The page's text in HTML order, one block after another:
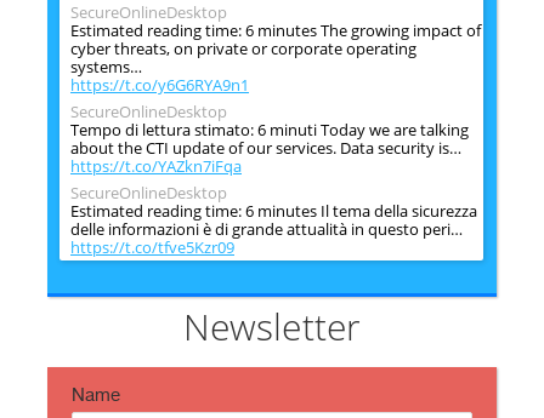
SecureOnlineDesktop
Estimated reading time: 6 minutes The growing impact of
cyber threats, on private or corporate operating
systems…
https://t.co/y6G6RYA9n1
SecureOnlineDesktop
Tempo di lettura stimato: 6 minuti Today we are talking
about the CTI update of our services. Data security is…
https://t.co/YAZkn7iFqa
SecureOnlineDesktop
Estimated reading time: 6 minutes Il tema della sicurezza
delle informazioni è di grande attualità in questo peri…
https://t.co/tfve5Kzr09
Estimated reading time: 6 minutes The issue of
information security is very topical in this historical
https://t.co/TP8gvdRcrFNewsletter
Name